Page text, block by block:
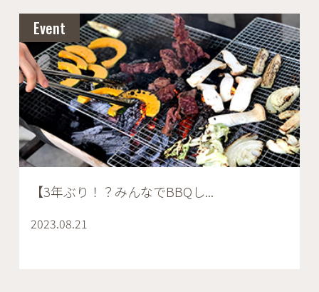
Event
【3年ぶり！？みんなでBBQし...
2023.08.21